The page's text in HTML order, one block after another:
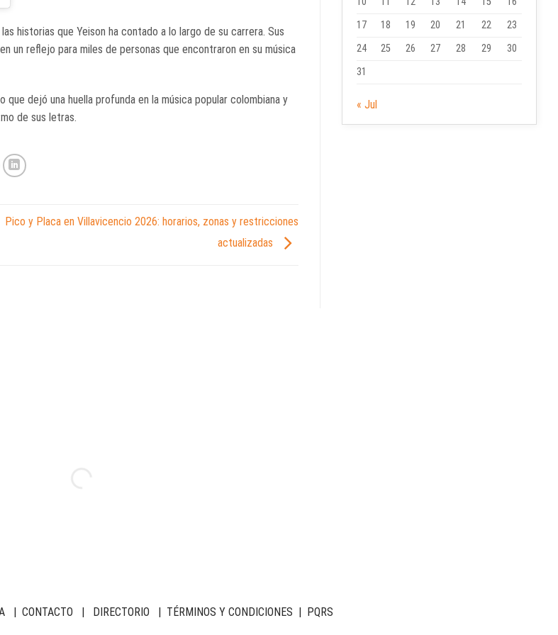
historias que Yeison ha contado a lo largo de su carrera. Sus
un reflejo para miles de personas que encontraron en su música
dejó una huella profunda en la música popular colombiana y
de sus letras.
Pico y Placa en Villavicencio 2026: horarios, zonas y restricciones
actualizadas
17
18 19 20 21 22
23
24
25 26 27 28 29
30
31
« Jul
| CONTACTO | DIRECTORIO | TÉRMINOS Y CONDICIONES | PQRS